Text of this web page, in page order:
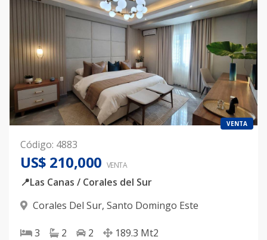
VENTA
Código: 4883
US$ 210,000 VENTA
📍Las Canas / Corales del Sur
Corales Del Sur, Santo Domingo Este
3 2 2 189.3 Mt2